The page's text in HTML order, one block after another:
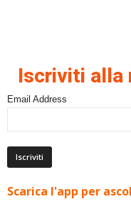
Iscriviti alla
Email Address
Scarica l'app per